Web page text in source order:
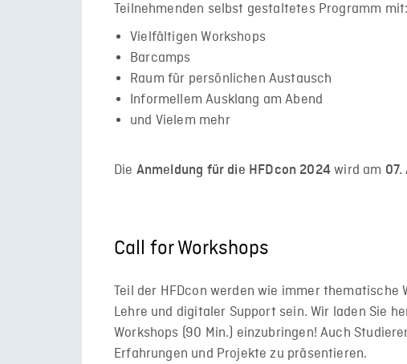
Teilnehmenden selbst gestaltetes Programm mit:
Vielfältigen Workshops
Barcamps
Raum für persönlichen Austausch
Informellem Ausklang am Abend
und Vielem mehr
Die Anmeldung für die HFDcon 2024wird am 07.
Call for Workshops
Teil der HFDcon werden wie immer thematische
Lehre und digitaler Support sein. Wir laden Sie
Workshops (90 Min.) einzubringen! Auch
Erfahrungen und Projekte zu präsentieren.